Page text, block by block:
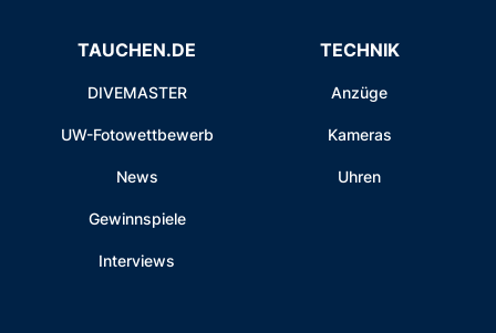
TAUCHEN.DE
DIVEMASTER
UW-Fotowettbewerb
News
Gewinnspiele
Interviews
TECHNIK
Anzüge
Kameras
Uhren